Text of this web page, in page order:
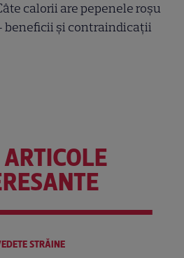
calorii are pepenele roșu
beneficii și contraindicații
STRĂINE